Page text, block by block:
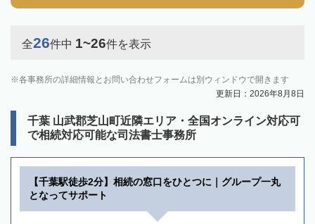
全26件中 1~26件を表示
各事務所の詳細情報とお問い合わせフォームは別ウィンドウで開きます
更新日：2026年8月8日
千葉 山武郡芝山町近隣エリア・全国オンライン対応可
で相続対応可能な司法書士事務所
【千葉駅徒歩2分】相続の窓口をひとつに｜グループ一丸
となってサポート